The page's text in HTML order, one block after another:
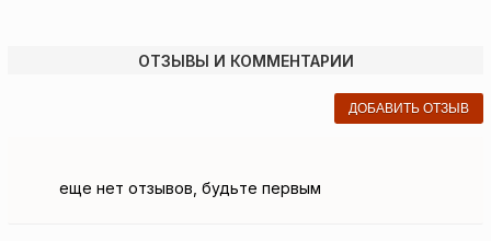
ОТЗЫВЫ И КОММЕНТАРИИ
ДОБАВИТЬ ОТЗЫВ
еще нет отзывов, будьте первым